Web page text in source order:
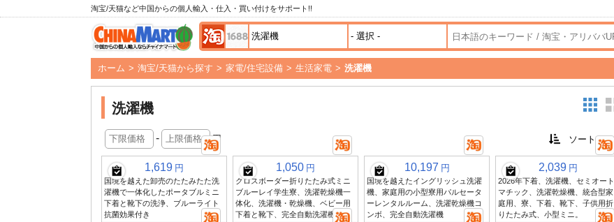
淘宝/天猫など中国からの個人輸入・仕入・買い付けをサポート!!
ホーム > 淘宝/天猫から探す > 家電/住宅設備 > 生活家電 > 洗濯機
洗濯機
- 円
1,619 円
国境を越えた卸売のたたみたた洗
濯機で一体化したポータブルミニ
下着と靴下の洗浄、ブルーライト
抗菌効果付き
1,050 円
クロスボーダー折りたたみ式ミニ
ブルーレイ学生寮、洗濯乾燥機一
体化、洗濯機・乾燥機、ベビー用
下着と靴下、完全自動洗濯機
10,197 円
国境を越えたイングリッシュ洗濯
機、家庭用の小型寮用パルセータ
ーレンタルルーム、洗濯乾燥機コ
ンボ、完全自動洗濯機
2,039 円
2026年下着、洗濯機、セミオート
マチック、洗濯乾燥機、統合型家
庭用、寮、下着、靴下、子供用折
りたたみ式、小型ミニ。